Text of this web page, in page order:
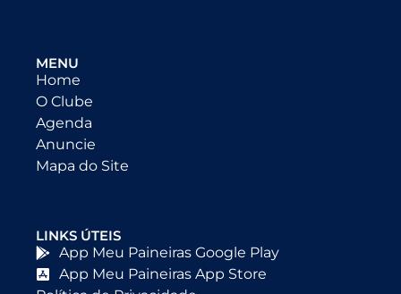
MENU
Home
O Clube
Agenda
Anuncie
Mapa do Site
LINKS ÚTEIS
App Meu Paineiras Google Play
App Meu Paineiras App Store